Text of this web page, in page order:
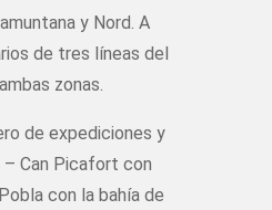
y Nord. A
de tres líneas del
zonas.
de expediciones y
Can Picafort con
con la bahía de